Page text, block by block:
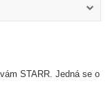
STARR. Jedná se o